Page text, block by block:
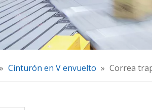
» Cinturón en V envuelto » Correa